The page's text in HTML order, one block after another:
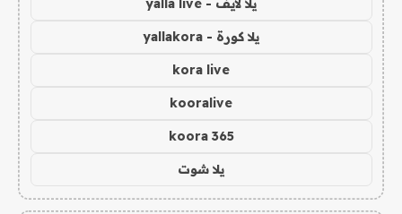
يلا لايف - yalla live
يلا كورة - yallakora
kora live
kooralive
koora 365
يلا شوت